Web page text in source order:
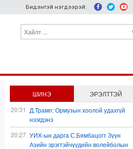
Бидэнтэй нэгдээрэй:
ШИНЭ
ЭРЭЛТТЭЙ
20:31
Д.Трамп: Ормузын хоолой удахгүй
нээгдэнэ
20:27 УИХ-ын дарга С.Бямбацогт Зүүн
Азийн эрэгтэйчүүдийн волейболын